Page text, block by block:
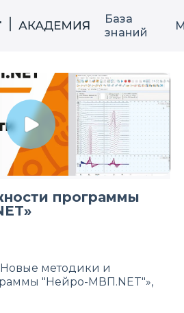
База
знаний
программы
методики и
"Нейро-МВП.NET"»,